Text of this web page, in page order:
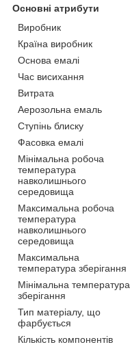
Основні атрибути
Виробник
Країна виробник
Основа емалі
Час висихання
Витрата
Аерозольна емаль
Ступінь блиску
Фасовка емалі
Мінімальна робоча
температура
навколишнього
середовища
Максимальна робоча
температура
навколишнього
середовища
Максимальна
температура зберігання
Мінімальна температура
зберігання
Тип матеріалу, що
фарбується
Кількість компонентів